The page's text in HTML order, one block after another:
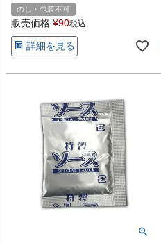
のし・包装不可
販売価格 ¥90税込
詳細を見る